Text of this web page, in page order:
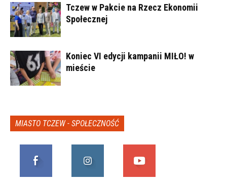
Tczew w Pakcie na Rzecz Ekonomii
Społecznej
Koniec VI edycji kampanii MIŁO! w
mieście
MIASTO TCZEW - SPOŁECZNOŚĆ